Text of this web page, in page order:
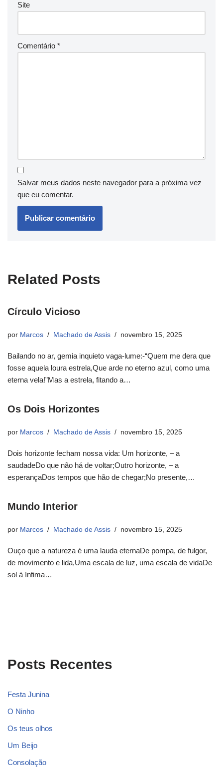
Site
Comentário *
Salvar meus dados neste navegador para a próxima vez
que eu comentar.
Related Posts
Círculo Vicioso
por Marcos Machado de Assis novembro 15, 2025
Bailando no ar, gemia inquieto vaga-lume:-“Quem me dera que
fosse aquela loura estrela,Que arde no eterno azul, como uma
eterna vela!”Mas a estrela, fitando a…
Os Dois Horizontes
por Marcos Machado de Assis novembro 15, 2025
Dois horizonte fecham nossa vida: Um horizonte, – a
saudadeDo que não há de voltar;Outro horizonte, – a
esperançaDos tempos que hão de chegar;No presente,…
Mundo Interior
por Marcos Machado de Assis novembro 15, 2025
Ouço que a natureza é uma lauda eternaDe pompa, de fulgor,
de movimento e lida,Uma escala de luz, uma escala de vidaDe
sol à ínfima…
Posts Recentes
Festa Junina
O Ninho
Os teus olhos
Um Beijo
Consolação